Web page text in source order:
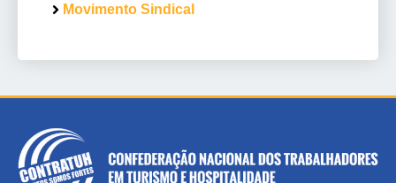
Movimento Sindical